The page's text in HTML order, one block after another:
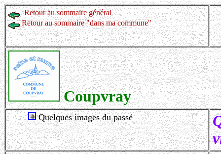
Retour au sommaire général
Retour au sommaire "dans ma commune"
Coupvray
Quelques images du passé